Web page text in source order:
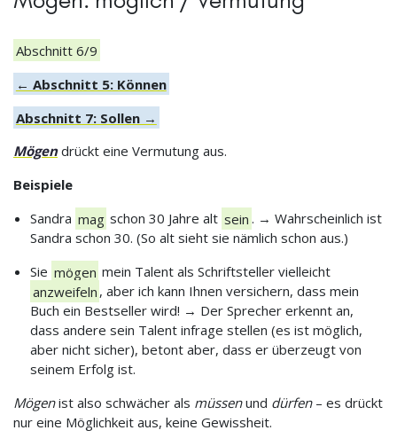
Abschnitt 6/9
← Abschnitt 5: Können
Abschnitt 7: Sollen →
Mögendrückt eine Vermutung aus.
Beispiele
Sandra mag schon 30 Jahre alt sein . → Wahrscheinlich ist
Sandra schon 30. (So alt sieht sie nämlich schon aus.)
Sie mögen mein Talent als Schriftsteller vielleicht
anzweifeln , aber ich kann Ihnen versichern, dass mein
Buch ein Bestseller wird! → Der Sprecher erkennt an,
dass andere sein Talent infrage stellen (es ist möglich,
aber nicht sicher), betont aber, dass er überzeugt von
seinem Erfolg ist.
Mögenist also schwächer als müssenund dürfen– es drückt
nur eine Möglichkeit aus, keine Gewissheit.